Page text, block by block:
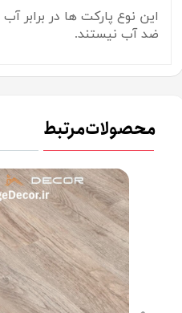
این نوع پارکت ها در برابر آب
ضد آب نیستند.
محصولات مرتبط